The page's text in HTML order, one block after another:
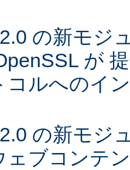
の新モジ
が
コルへのイ
の新モジ
ェブコンテ